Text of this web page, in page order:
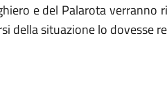
e del Palarota verranno
della situazione lo dovesse